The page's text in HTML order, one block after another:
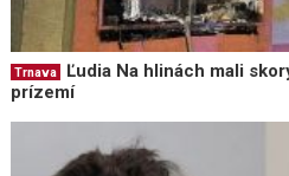
Trnava
Ľudia Na hlinách mali
prízemí